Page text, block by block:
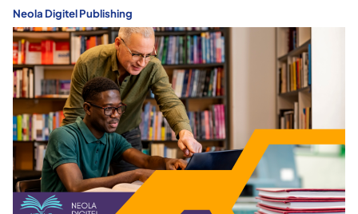
Neola Digitel Publishing